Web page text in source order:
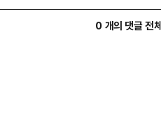
0 개의 댓글 전